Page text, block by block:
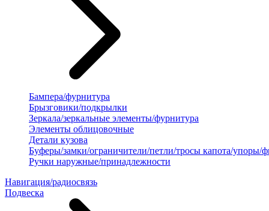
Бампера/фурнитура
Брызговики/подкрылки
Зеркала/зеркальные элементы/фурнитура
Элементы облицовочные
Детали кузова
Буферы/замки/ограничители/петли/тросы капота/упоры/
Ручки наружные/принадлежности
Навигация/радиосвязь
Подвеска